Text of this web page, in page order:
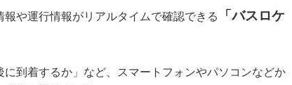
や運行情報がリアルタイムで確認できる
「バスロケ
に到着するか」など、スマートフォンやパソコンなどか